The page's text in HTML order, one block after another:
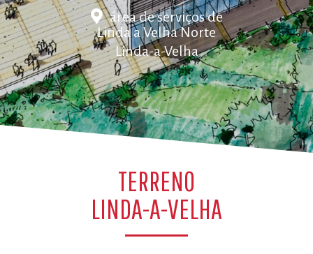
área de serviços de
Linda a Velha Norte
Linda-a-Velha
TERRENO
LINDA-A-VELHA